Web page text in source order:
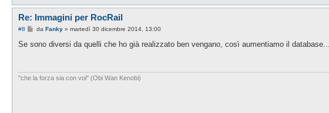
Re: Immagini per RocRail
#8
M
s
i
da Fanky» martedì 30 dicembre 2014, 13:00
Se sono diversi da quelli che ho già realizzato ben vengano, così aumentiamo il database....
"che la forza sia con voi" (Obi Wan Kenobi)